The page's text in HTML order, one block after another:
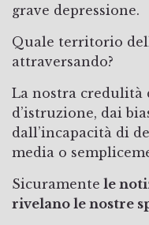
grave depressione.
Quale territorio
attraversando?
La nostra credulità
d’istruzione, dai
dall’incapacità di
media o
Sicuramente le
rivelano le nostre